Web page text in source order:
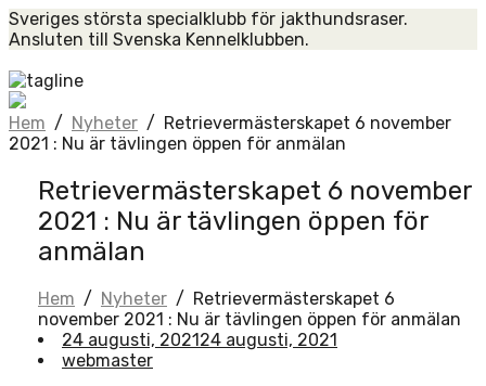
Skip
to
Sveriges största specialklubb för jakthundsraser.
Ansluten till Svenska Kennelklubben.
Hem / Nyheter / Retrievermästerskapet 6 november
2021 : Nu är tävlingen öppen för anmälan
Retrievermästerskapet 6 november
2021 : Nu är tävlingen öppen för
anmälan
Hem / Nyheter / Retrievermästerskapet 6
november 2021 : Nu är tävlingen öppen för anmälan
24 augusti, 202124 augusti, 2021
webmaster